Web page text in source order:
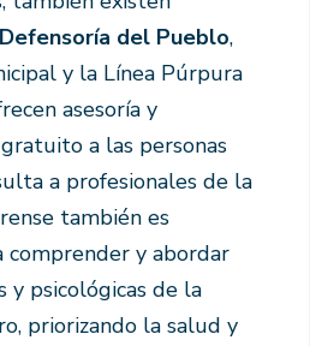
Defensoría del Pueblo,
y la Línea Púrpura
asesoría y
a las personas
a profesionales de la
también es
y abordar
y psicológicas de la
priorizando la salud y